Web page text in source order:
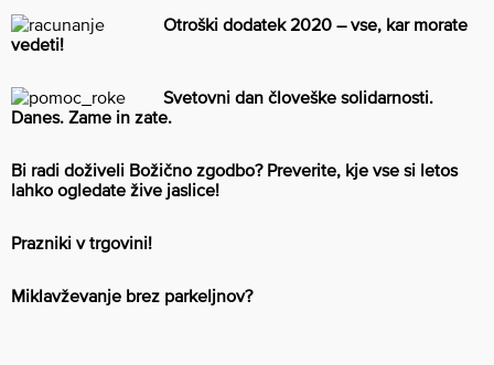
Otroški dodatek 2020 – vse, kar morate
vedeti!
Svetovni dan človeške solidarnosti.
Danes. Zame in zate.
Bi radi doživeli Božično zgodbo? Preverite, kje vse si letos
lahko ogledate žive jaslice!
Prazniki v trgovini!
Miklavževanje brez parkeljnov?